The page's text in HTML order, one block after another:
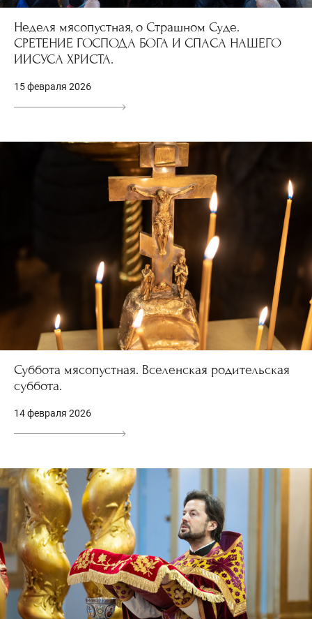
Неделя мясопустная, о Страшном Суде.
СРЕТЕНИЕ ГОСПОДА БОГА И СПАСА НАШЕГО
ИИСУСА ХРИСТА.
15 февраля 2026
Суббота мясопустная. Вселенская родительская
суббота.
14 февраля 2026